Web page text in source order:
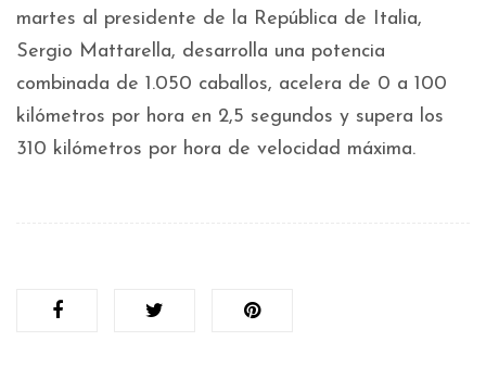
martes al presidente de la República de Italia,
Sergio Mattarella, desarrolla una potencia
combinada de 1.050 caballos, acelera de 0 a 100
kilómetros por hora en 2,5 segundos y supera los
310 kilómetros por hora de velocidad máxima.